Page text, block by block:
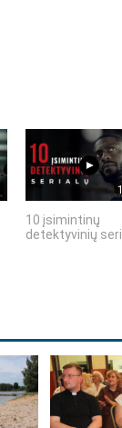
10 įsimintinų
detektyvinių